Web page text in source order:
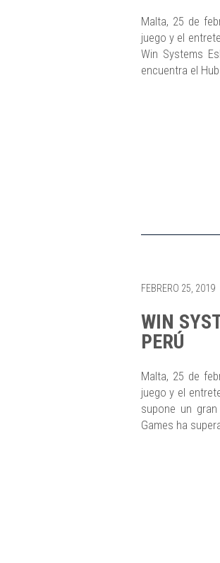
Malta, 25 de
juego y el
Win Systems
encuentra el
FEBRERO 25, 2019
WIN
PERÚ
Malta, 25 de
juego y el
supone un
Games ha